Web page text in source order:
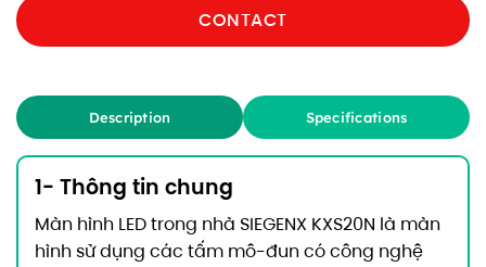
CONTACT
Description Specifications
1- Thông tin chung
Màn hình LED trong nhà SIEGENX KXS20N là màn
hình sử dụng các tấm mô-đun có công nghệ